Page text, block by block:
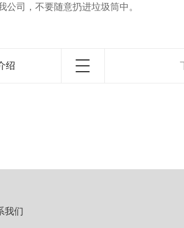
司，不要随意扔进垃圾筒中。
绍
我们